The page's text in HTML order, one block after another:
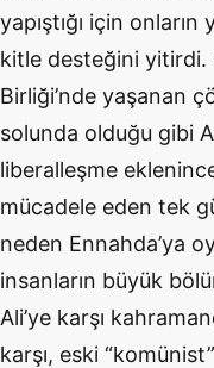
yapıştığı için
kitle desteğini yitirdi.
Birliği’nde yaşanan
solunda olduğu gibi
liberalleşme
mücadele eden tek
neden Ennahda’ya
insanların büyük
Ali’ye karşı
karşı, eski